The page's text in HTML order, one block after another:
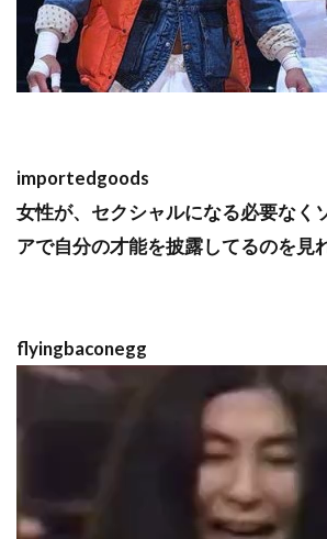
importedgoods
女性が、セクシャルになる必要なく
アで自分の才能を披露してるのを見
flyingbaconegg